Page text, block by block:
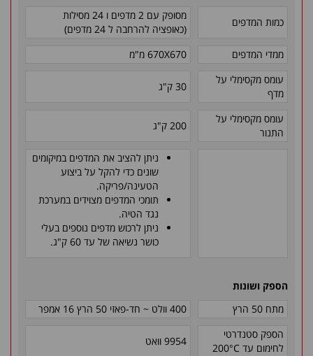
כמות המדפים
מסופק עם 2 מדפים ו 24 מסילות
(כאופציה להרחבה ל 24 מדפים)
ממדי המדפים
670
X670 מ"מ
עומס מקסימלי על
מדף
30 ק"ג
עומס מקסימלי על
התנור
200 ק"ג
ניתן להציב את המדפים במיקומים
שונים כדי להקל על ביצוע
הטעינה/פריקה.
תומכי המדפים מצוידים במערכת
נגד הטיה.
ניתן לרכוש מדפים נוספים בעלי
כושר נשיאה של עד 60 ק"ג
.
הספק ושונות
מתח 50 הרץ
400 וולט ~ חד-פאזי 50 הרץ 16 אמפר
הספק סטנדרטי
לחימום עד 200°C
9954 וואט